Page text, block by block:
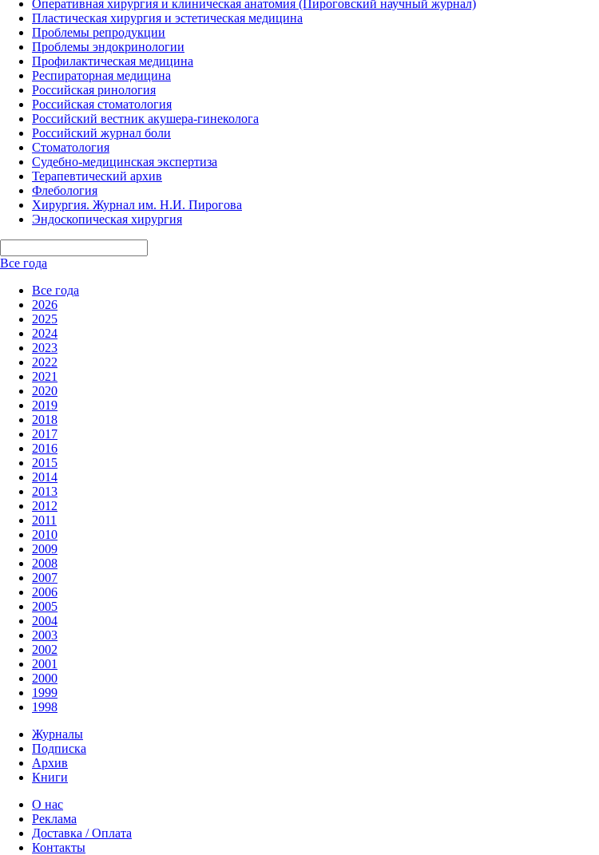
Оперативная хирургия и клиническая анатомия (Пироговский научный журнал)
Пластическая хирургия и эстетическая медицина
Проблемы репродукции
Проблемы эндокринологии
Профилактическая медицина
Респираторная медицина
Российская ринология
Российская стоматология
Российский вестник акушера-гинеколога
Российский журнал боли
Стоматология
Судебно-медицинская экспертиза
Терапевтический архив
Флебология
Хирургия. Журнал им. Н.И. Пирогова
Эндоскопическая хирургия
Все года
Все года
2026
2025
2024
2023
2022
2021
2020
2019
2018
2017
2016
2015
2014
2013
2012
2011
2010
2009
2008
2007
2006
2005
2004
2003
2002
2001
2000
1999
1998
Журналы
Подписка
Архив
Книги
О нас
Реклама
Доставка / Оплата
Контакты